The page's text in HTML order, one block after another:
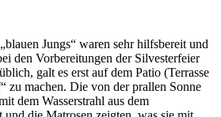
blauen Jungs
waren sehr hilfsbereit und
den Vorbereitungen der Silvesterfeier
galt es erst auf dem Patio (Terrasse
zu machen. Die von der prallen Sonne
dem Wasserstrahl aus dem